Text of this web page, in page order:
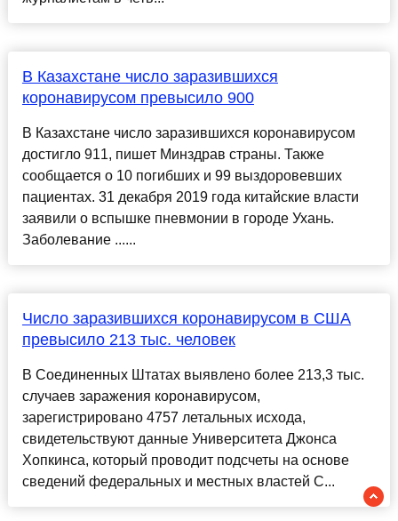
В Казахстане число заразившихся
коронавирусом превысило 900
В Казахстане число заразившихся коронавирусом
достигло 911, пишет Минздрав страны. Также
сообщается о 10 погибших и 99 выздоровевших
пациентах. 31 декабря 2019 года китайские власти
заявили о вспышке пневмонии в городе Ухань.
Заболевание ......
Число заразившихся коронавирусом в США
превысило 213 тыс. человек
В Соединенных Штатах выявлено более 213,3 тыс.
случаев заражения коронавирусом,
зарегистрировано 4757 летальных исхода,
свидетельствуют данные Университета Джонса
Хопкинса, который проводит подсчеты на основе
сведений федеральных и местных властей С...